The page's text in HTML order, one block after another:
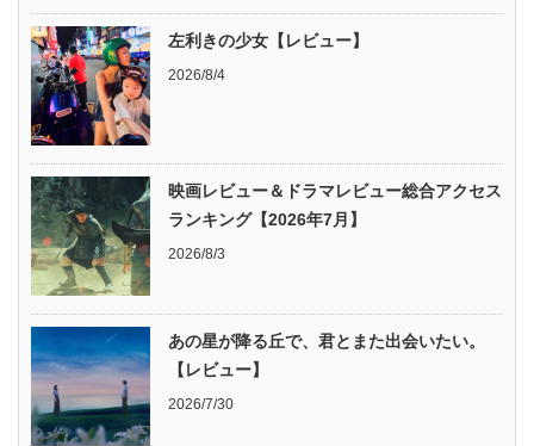
左利きの少女【レビュー】
2026/8/4
映画レビュー＆ドラマレビュー総合アクセス
ランキング【2026年7月】
2026/8/3
あの星が降る丘で、君とまた出会いたい。
【レビュー】
2026/7/30